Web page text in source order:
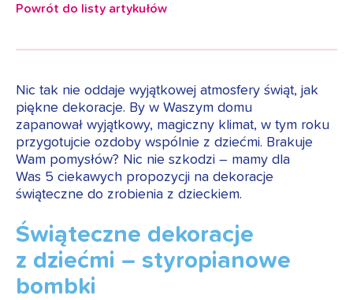
Powrót do listy artykułów
Nic tak nie oddaje wyjątkowej atmosfery świąt, jak
piękne dekoracje. By w Waszym domu
zapanował wyjątkowy, magiczny klimat, w tym roku
przygotujcie ozdoby wspólnie z dziećmi. Brakuje
Wam pomysłów? Nic nie szkodzi – mamy dla
Was 5 ciekawych propozycji na dekoracje
świąteczne do zrobienia z dzieckiem.
Świąteczne dekoracje
z dziećmi – styropianowe
bombki